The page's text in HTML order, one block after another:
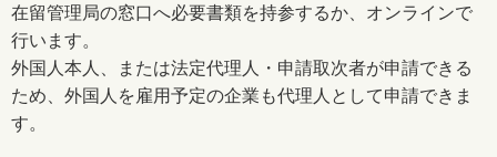
在留管理局の窓口へ必要書類を持参するか、オンラインで
行います。
外国人本人、または法定代理人・申請取次者が申請できる
ため、外国人を雇用予定の企業も代理人として申請できま
す。